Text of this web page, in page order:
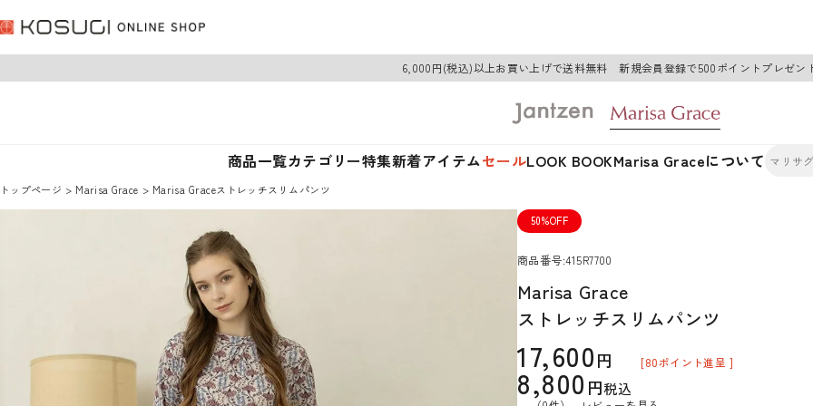
6,000円(税込)以上お買い上げで送料無料 新規会員登録で500ポイントプレゼン
商品一覧カテゴリー特集新着アイテムセールLOOK BOOKMarisa Graceについて
トップページ Marisa Grace Marisa Graceストレッチスリムパンツ
50%OFF
商品番号 415R7700
Marisa Grace
ストレッチスリムパンツ
17,600
8,800 税込
[80ポイント進呈 ]